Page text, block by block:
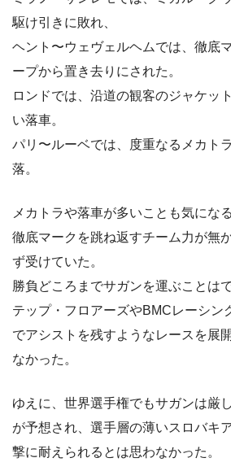
駆け引きに敗れ、
ヘント〜ウェヴェルヘムでは、徹底
ープから置き去りにされた。
ロンドでは、沿道の観客のジャケッ
い落車。
パリ〜ルーベでは、度重なるメカト
落。
メカトラや落車が多いことも気にな
徹底マークを跳ね返すチーム力が無
ず受けていた。
勝負どころまでサガンを運ぶことは
テップ・フロアーズやBMCレーシン
でアシストを残すようなレースを展
なかった。
ゆえに、世界選手権でもサガンは厳
が予想され、選手層の薄いスロバキ
撃に耐えられるとは思わなかった。